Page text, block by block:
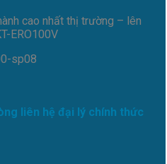
cao nhất thị trường – lên
ERO100V
liên hệ đại lý chính thức